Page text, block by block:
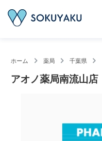
ホーム 薬局 千葉県
アオノ薬局南流山店